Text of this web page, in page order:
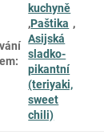
:
kuchyně
,Paštika ,
Asijská
sladko-
pikantní
(teriyaki,
sweet
chili)